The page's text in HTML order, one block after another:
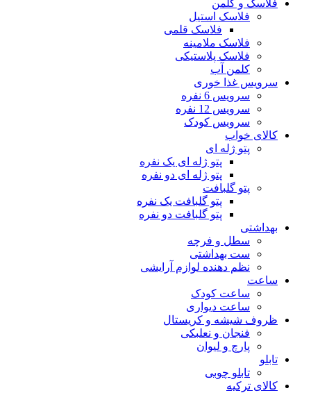
فلاسک و کلمن
فلاسک استیل
فلاسک قلمی
فلاسک ملامینه
فلاسک پلاستیکی
کلمن آب
سرویس غذا خوری
سرویس 6 نفره
سرویس 12 نفره
سرویس کودک
کالای خواب
پتو ژله ای
پتو ژله ای یک نفره
پتو ژله ای دو نفره
پتو گلبافت
پتو گلبافت یک نفره
پتو گلبافت دو نفره
بهداشتی
سطل و فرچه
ست بهداشتی
نظم دهنده لوازم آرایشی
ساعت
ساعت کودک
ساعت دیواری
ظروف شیشه و کریستال
فنجان و نعلبکی
پارچ و لیوان
تابلو
تابلو چوبی
کالای ترکیه